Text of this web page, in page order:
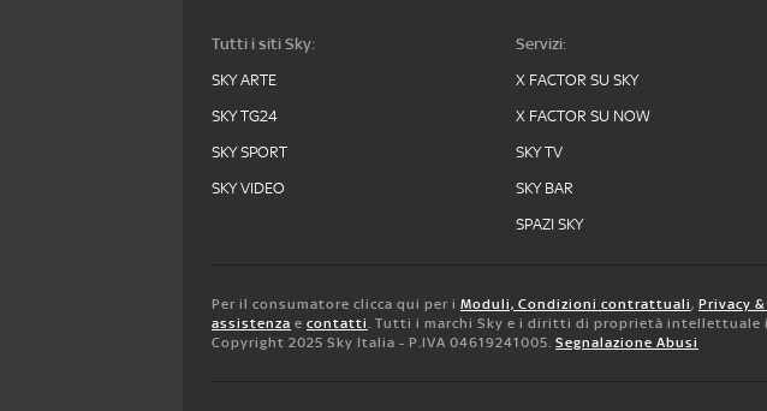
Tutti i siti Sky:
SKY ARTE
SKY TG24
SKY SPORT
SKY VIDEO
Servizi:
X FACTOR SU SKY
X FACTOR SU NOW
SKY TV
SKY BAR
SPAZI SKY
Per il consumatore clicca qui per i Moduli, Condizioni contrattuali, Privacy
assistenza e contatti. Tutti i marchi Sky e i diritti di proprietà intellettuale
Copyright 2025 Sky Italia - P.IVA 04619241005. Segnalazione Abusi